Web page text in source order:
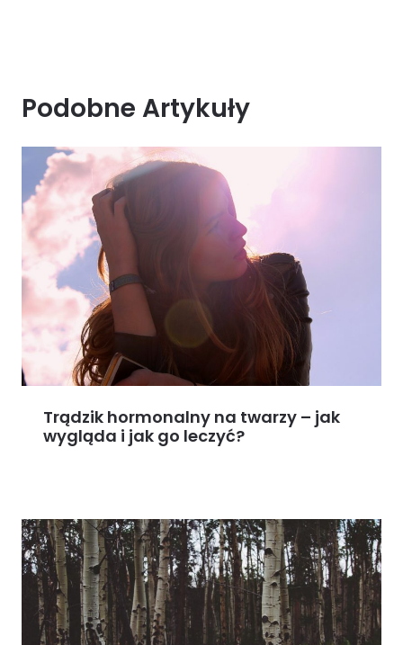
Podobne Artykuły
Trądzik hormonalny na twarzy – jak
wygląda i jak go leczyć?